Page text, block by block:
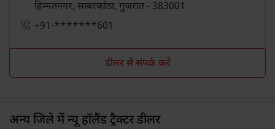
हिम्मतनगर, साबरकांठा, गुजरात - 383001
+91-*******601
डीलर से संपर्क करें
अन्य जिले में न्यू हॉलैंड ट्रैक्टर डीलर